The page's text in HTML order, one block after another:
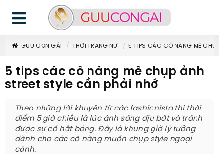
GUU CON GÁI THỜI TRANG NỮ 5 TIPS CÁC CÔ NÀNG MÊ
5 tips các cô nàng mê chụp ảnh
street style cần phải nhớ
Theo những lời khuyên từ các fashionista thì thời
điểm 5 giờ chiều là lúc ánh sáng dịu bớt và tránh
được sự cố hắt bóng. Đây là khung giờ lý tưởng
dành cho các cô nàng muốn chụp style ngoại
cảnh.